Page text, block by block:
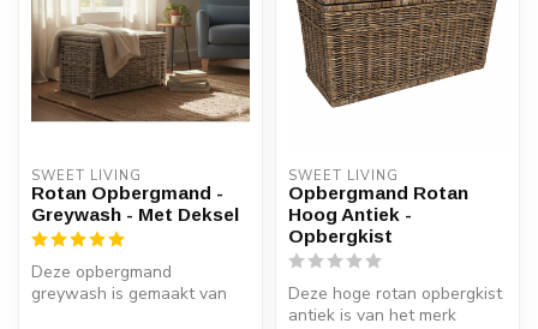
SWEET LIVING
Rotan Opbergmand -
Greywash - Met Deksel
Deze opbergmand
greywash is gemaakt van
SWEET LIVING
Opbergmand Rotan
Hoog Antiek -
Opbergkist
Deze hoge rotan opbergkist
antiek is van het merk